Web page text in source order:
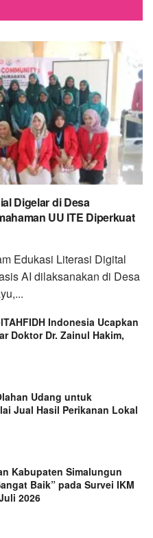
Digelar di Desa
UU ITE Diperkuat
Edukasi Literasi Digital
AI dilaksanakan di Desa
Indonesia Ucapkan
Doktor Dr. Zainul Hakim,
Udang untuk
Jual Hasil Perikanan Lokal
Kabupaten Simalungun
Baik” pada Survei IKM
2026